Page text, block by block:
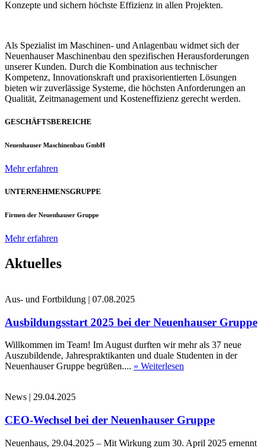
Konzepte und sichern höchste Effizienz in allen Projekten.
Als Spezialist im Maschinen- und Anlagenbau widmet sich der
Neuenhauser Maschinenbau den spezifischen Herausforderungen
unserer Kunden. Durch die Kombination aus technischer
Kompetenz, Innovationskraft und praxisorientierten Lösungen
bieten wir zuverlässige Systeme, die höchsten Anforderungen an
Qualität, Zeitmanagement und Kosteneffizienz gerecht werden.
GESCHÄFTSBEREICHE
Neuenhauser Maschinenbau GmbH
Mehr erfahren
UNTERNEHMENSGRUPPE
Firmen der Neuenhauser Gruppe
Mehr erfahren
Aktuelles
Aus- und Fortbildung | 07.08.2025
Ausbildungsstart 2025 bei der Neuenhauser Gruppe
Willkommen im Team! Im August durften wir mehr als 37 neue
Auszubildende, Jahrespraktikanten und duale Studenten in der
Neuenhauser Gruppe begrüßen.... » Weiterlesen
News | 29.04.2025
CEO-Wechsel bei der Neuenhauser Gruppe
Neuenhaus, 29.04.2025 – Mit Wirkung zum 30. April 2025 ernennt